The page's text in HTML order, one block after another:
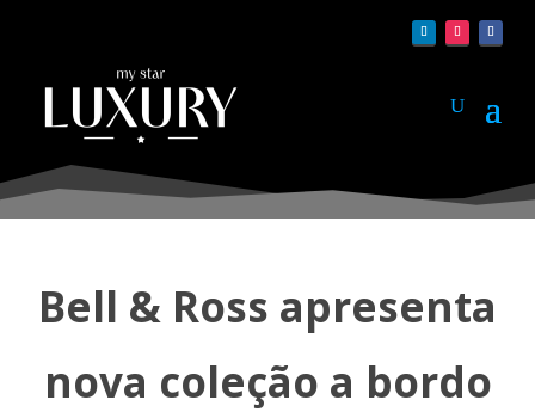
Bell & Ross apresenta
nova coleção a bordo